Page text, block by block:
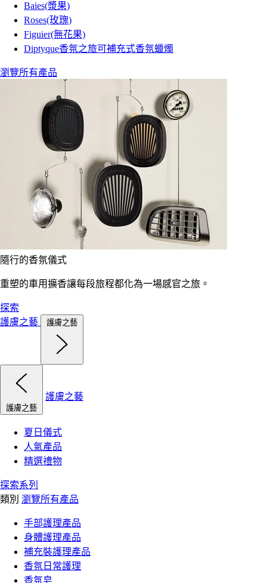
Baies(漿果)
Roses(玫瑰)
Figuier(無花果)
Diptyque香氛之旅可補充式香氛蠟燭
瀏覽所有產品
隨行的香氛儀式
重塑的車用擴香讓每段旅程都化為一場感官之旅。
探索
護膚之藝
護膚之藝
護膚之藝
護膚之藝
夏日儀式
人氣產品
精選禮物
探索系列
類別 瀏覽所有產品
手部護理產品
身體護理產品
補充裝護理產品
香氛日常護理
香氛皂